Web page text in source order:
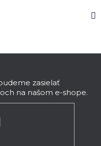
zasielať
na našom e-shope.